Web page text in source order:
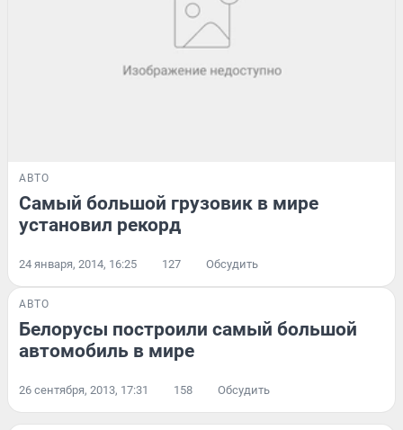
АВТО
Самый большой грузовик в мире
установил рекорд
24 января, 2014, 16:25 127 Обсудить
АВТО
Белорусы построили самый большой
автомобиль в мире
26 сентября, 2013, 17:31 158 Обсудить